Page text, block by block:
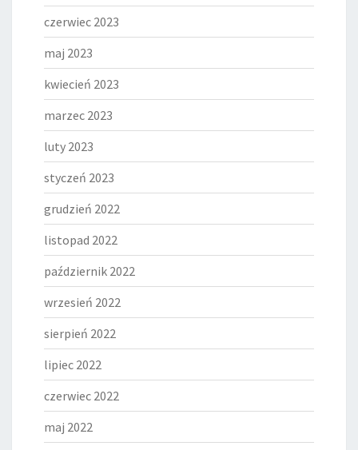
czerwiec 2023
maj 2023
kwiecień 2023
marzec 2023
luty 2023
styczeń 2023
grudzień 2022
listopad 2022
październik 2022
wrzesień 2022
sierpień 2022
lipiec 2022
czerwiec 2022
maj 2022